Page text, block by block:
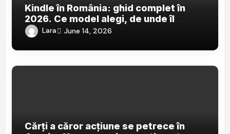
Kindle în România: ghid complet în
2026. Ce model alegi, de unde îl
cumperi și cum pui cărți în română pe
el
Lara June 14, 2026
Cărți a căror acțiune se petrece în